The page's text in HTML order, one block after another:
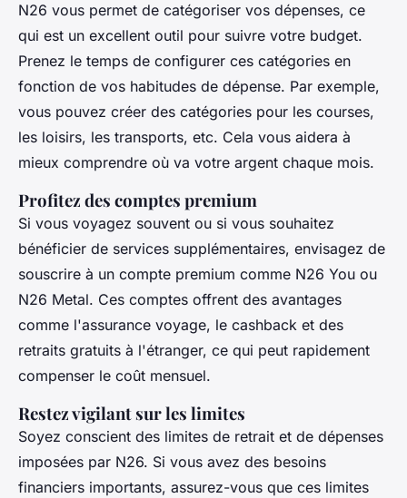
N26 vous permet de catégoriser vos dépenses, ce
qui est un excellent outil pour suivre votre budget.
Prenez le temps de configurer ces catégories en
fonction de vos habitudes de dépense. Par exemple,
vous pouvez créer des catégories pour les courses,
les loisirs, les transports, etc. Cela vous aidera à
mieux comprendre où va votre argent chaque mois.
Profitez des comptes premium
Si vous voyagez souvent ou si vous souhaitez
bénéficier de services supplémentaires, envisagez de
souscrire à un compte premium comme N26 You ou
N26 Metal. Ces comptes offrent des avantages
comme l'assurance voyage, le cashback et des
retraits gratuits à l'étranger, ce qui peut rapidement
compenser le coût mensuel.
Restez vigilant sur les limites
Soyez conscient des limites de retrait et de dépenses
imposées par N26. Si vous avez des besoins
financiers importants, assurez-vous que ces limites